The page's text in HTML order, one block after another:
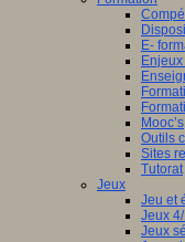
E-
Mooc’s
Outils
Sites
Tutorat
Jeux
Jeu et
Jeux
Jeux